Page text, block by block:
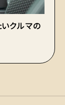
クルマの